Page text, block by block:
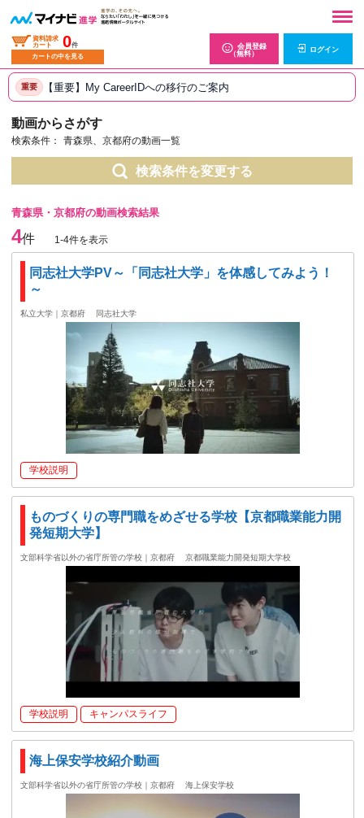
資料請求
カート
0件
カートの中を見る
会員登録
（無料）
ログイン
重要 【重要】My CareerIDへの移行のご案内
動画からさがす
検索条件： 青森県、京都府の動画一覧
検索条件を変更する
青森県・京都府の動画検索結果
4件 1-4件を表示
同志社大学PV～「同志社大学」を体感してみよう！
～
私立大学｜京都府 同志社大学
学校説明
ものづくりの専門職をめざせる学校【京都職業能力開
発短期大学】
文部科学省以外の省庁所管の学校｜京都府 京都職業能力開発短期大学校
学校説明 キャンパスライフ
海上保安学校紹介動画
文部科学省以外の省庁所管の学校｜京都府 海上保安学校